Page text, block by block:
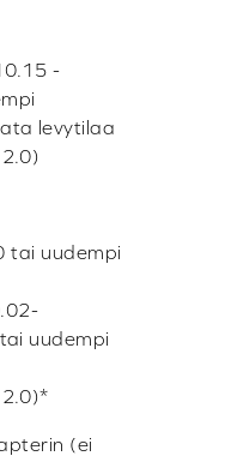
-
levytilaa
tai uudempi
uudempi
2.0)*
(ei